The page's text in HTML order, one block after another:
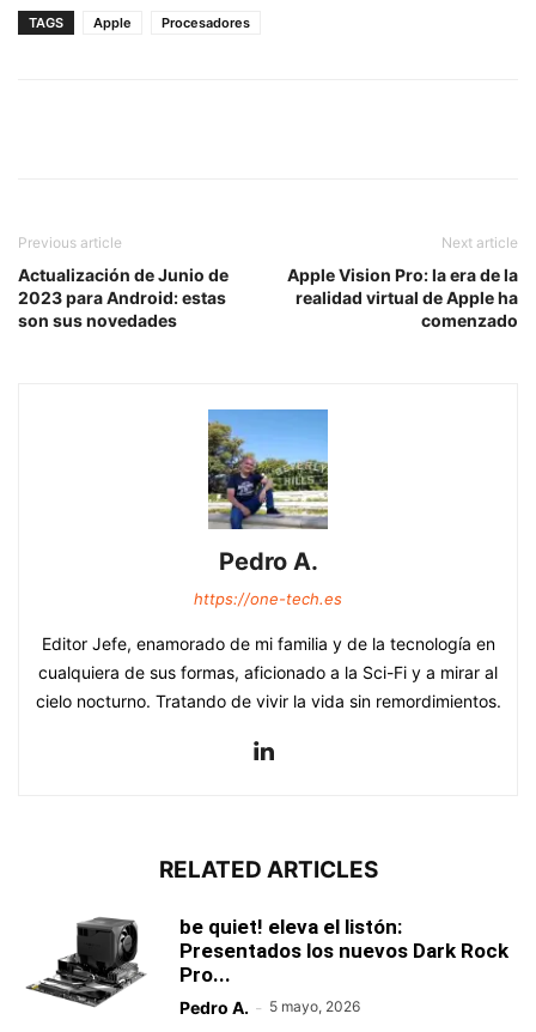
TAGS Apple Procesadores
Previous article
Actualización de Junio de
2023 para Android: estas
son sus novedades
Next article
Apple Vision Pro: la era de la
realidad virtual de Apple ha
comenzado
Pedro A.
https://one-tech.es
Editor Jefe, enamorado de mi familia y de la tecnología en
cualquiera de sus formas, aficionado a la Sci-Fi y a mirar al
cielo nocturno. Tratando de vivir la vida sin remordimientos.
RELATED ARTICLES
be quiet! eleva el listón:
Presentados los nuevos Dark Rock
Pro...
Pedro A. - 5 mayo, 2026